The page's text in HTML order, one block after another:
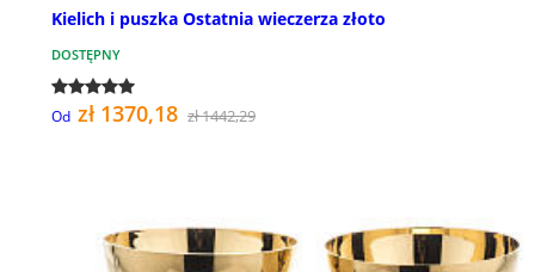
Kielich i puszka Ostatnia wieczerza złoto
DOSTĘPNY
Od zł 1370,18 zł 1442,29